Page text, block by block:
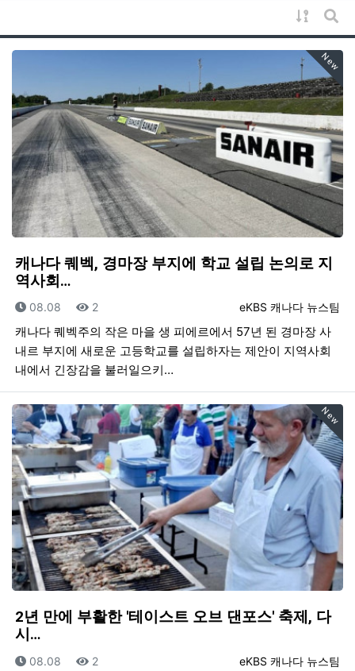
게시물
게
New
캐나다 퀘벡, 경마장 부지에 학교 설립 논의로 지
역사회…
등록자
eKBS 캐나다 뉴스팀
등록일
08.08 조회
2
캐나다 퀘벡주의 작은 마을 생 피에르에서 57년 된 경마장 사
내르 부지에 새로운 고등학교를 설립하자는 제안이 지역사회
내에서 긴장감을 불러일으키…
New
2년 만에 부활한 '테이스트 오브 댄포스' 축제, 다
시…
등록자
eKBS 캐나다 뉴스팀
등록일
08.08 조회
2